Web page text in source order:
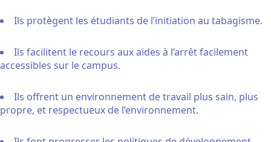
Ils protègent les étudiants de l’initiation au tabagisme.
Ils facilitent le recours aux aides à l’arrêt facilement
accessibles sur le campus.
Ils offrent un environnement de travail plus sain, plus
propre, et respectueux de l’environnement.